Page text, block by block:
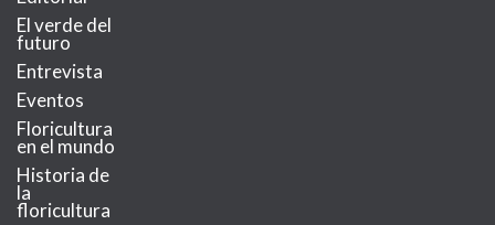
El verde del
futuro
Entrevista
Eventos
Floricultura
en el mundo
Historia de
la
floricultura